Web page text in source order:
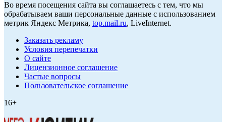
Во время посещения сайта вы соглашаетесь с тем, что мы
обрабатываем ваши персональные данные с использованием
метрик Яндекс Метрика, top.mail.ru, LiveInternet.
Заказать рекламу
Условия перепечатки
О сайте
Лицензионное соглашение
Частые вопросы
Пользовательское соглашение
16+